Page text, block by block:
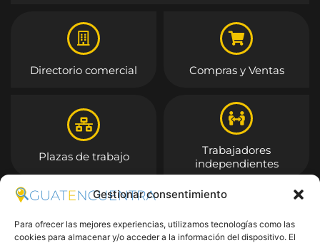
Gestionar consentimiento
Para ofrecer las mejores experiencias, utilizamos tecnologías como las
cookies para almacenar y/o acceder a la información del dispositivo. El
Directorio comercial Compras y Ventas
Plazas de trabajo
Trabajadores
independientes
Entrar